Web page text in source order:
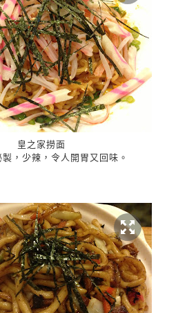
皇之家撈面
製，少辣，令人開胃又回味。